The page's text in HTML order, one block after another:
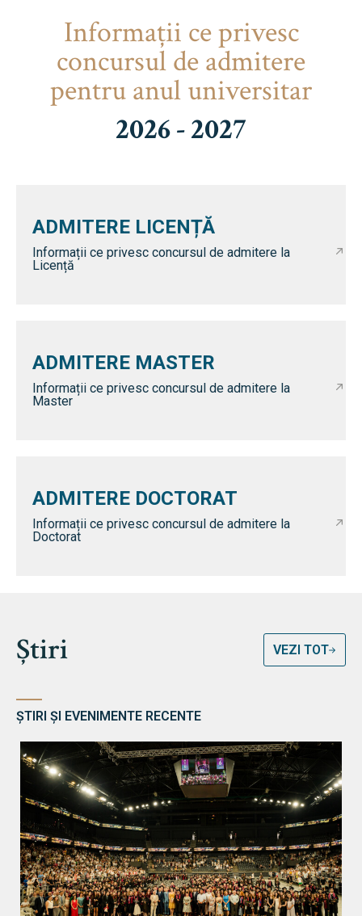
Informaţii ce privesc
concursul de admitere
pentru anul universitar
2026 - 2027
ADMITERE LICENȚĂ
Informații ce privesc concursul de admitere la
Licență
ADMITERE MASTER
Informații ce privesc concursul de admitere la
Master
ADMITERE DOCTORAT
Informații ce privesc concursul de admitere la
Doctorat
Știri VEZI TOT
ȘTIRI ȘI EVENIMENTE RECENTE